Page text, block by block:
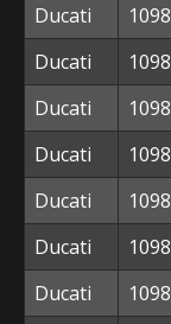
Ducati
1098
Ducati
1098
Ducati
1098
Ducati
1098
Ducati
1098
Ducati
1098
Ducati
1098